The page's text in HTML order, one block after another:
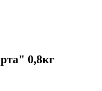
0,8кг